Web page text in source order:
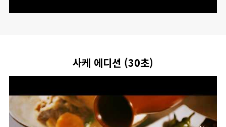
사케 에디션 (30초)